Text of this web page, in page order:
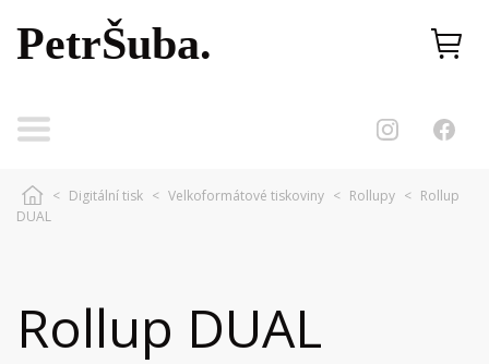
PetrŠuba.
< Digitální tisk < Velkoformátové tiskoviny < Rollupy < Rollup
DUAL
Rollup DUAL